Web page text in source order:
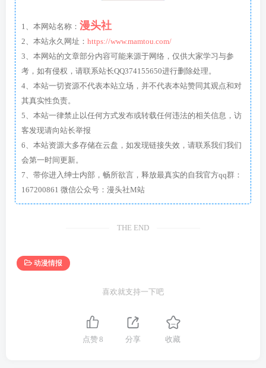
1、本网站名称： 漫头社
2、本站永久网址： https://www.mamtou.com/
3、本网站的文章部分内容可能来源于网络，仅供大家学习与参
考，如有侵权，请联系站长QQ374155650进行删除处理。
4、本站一切资源不代表本站立场，并不代表本站赞同其观点和对
其真实性负责。
5、本站一律禁止以任何方式发布或转载任何违法的相关信息，访
客发现请向站长举报
6、本站资源大多存储在云盘，如发现链接失效，请联系我们我们
会第一时间更新。
7、带你进入绅士内部，畅所欲言，释放最真实的自我官方qq群：
167200861 微信公众号：漫头社M站
THE END
动漫情报
喜欢就支持一下吧
点赞8 分享 收藏